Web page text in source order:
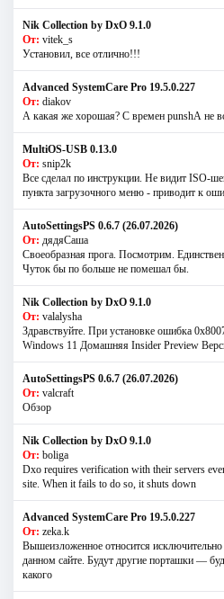
Nik Collection by DxO 9.1.0
От: vitek_s
Установил, все отлично!!!
Advanced SystemCare Pro 19.5.0.227
От: diakov
А какая же хорошая? С времен punshА не
MultiOS-USB 0.13.0
От: snip2k
Все сделал по инструкции. Не видит ISO-
пункта загрузочного меню - приводит к
AutoSettingsPS 0.6.7 (26.07.2026)
От: дядяСаша
Своеобразная прога. Посмотрим.
Чуток бы по больше не помешал бы.
Nik Collection by DxO 9.1.0
От: valalysha
Здравствуйте. При установке ошибка
Windows 11 Домашняя Insider Preview
AutoSettingsPS 0.6.7 (26.07.2026)
От: valcraft
Обзор
Nik Collection by DxO 9.1.0
От: boliga
Dxo requires verification with their servers
site. When it fails to do so, it shuts down
Advanced SystemCare Pro 19.5.0.227
От: zeka.k
Вышеизложенное относится
данном сайте. Будут другие порташки —
какого